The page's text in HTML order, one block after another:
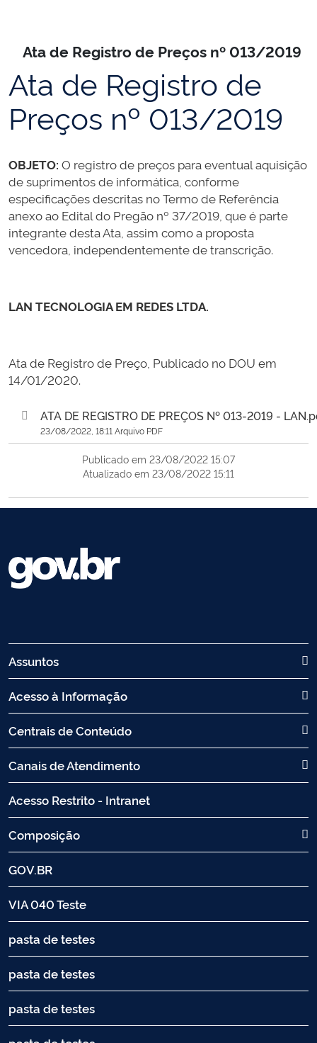
Ata de Registro de Preços nº 013/2019
Ata de Registro de
Preços nº 013/2019
OBJETO: O registro de preços para eventual aquisição
de suprimentos de informática, conforme
especificações descritas no Termo de Referência
anexo ao Edital do Pregão nº 37/2019, que é parte
integrante desta Ata, assim como a proposta
vencedora, independentemente de transcrição.
LAN TECNOLOGIA EM REDES LTDA.
Ata de Registro de Preço, Publicado no DOU em
14/01/2020.
ATA DE REGISTRO DE PREÇOS Nº 013-2019 -
23/08/2022, 18:11 Arquivo PDF
Publicado em 23/08/2022 15:07
Atualizado em 23/08/2022 15:11
Assuntos
Acesso à Informação
Centrais de Conteúdo
Canais de Atendimento
Acesso Restrito - Intranet
Composição
GOV.BR
VIA 040 Teste
pasta de testes
pasta de testes
pasta de testes